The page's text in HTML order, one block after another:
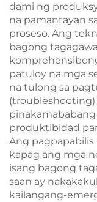
dami ng
na pamantayan
proseso. Ang
bagong
patuloy na mga
na tulong sa
produktibidad
Ang pagpapabilis
kapag ang mga
isang bagong
saan ay
kailangang-